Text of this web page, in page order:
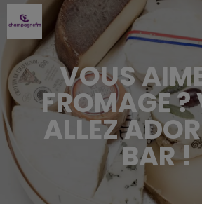
VOUS
FROMAGE ?
ALLEZ
BAR !